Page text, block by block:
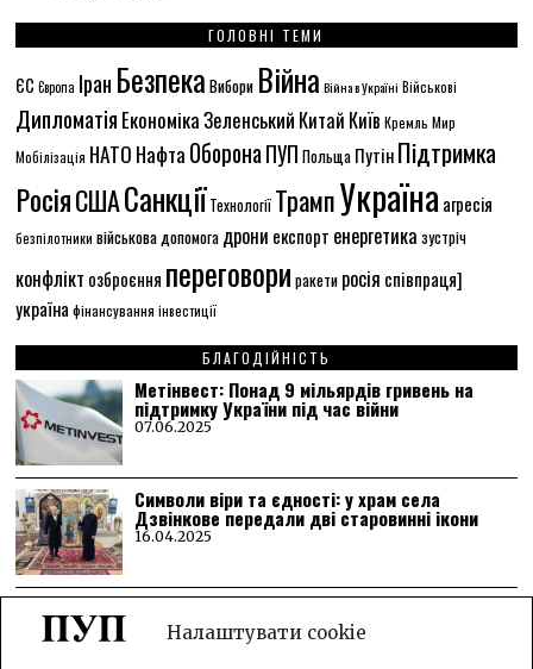
Налаштувати cookie
ГОЛОВНІ ТЕМИ
ЄС Європа Іран Безпека Вибори Війна Війна в Україні Військові
Дипломатія ЕкономікаЗеленський Китай Київ Кремль Мир
Мобілізація НАТО Нафта ОборонаПУП Польща ПутінПідтримка
РосіяСШАСанкціїТехнологіїТрампУкраїна агресія
безпілотники військова допомога дрони експорт енергетика зустріч
конфлікт озброєння переговори ракети росія співпраця]
україна фінансування інвестиції
БЛАГОДІЙНІСТЬ
Метінвест: Понад 9 мільярдів гривень на
підтримку України під час війни
07.06.2025
Символи віри та єдності: у храм села
Дзвінкове передали дві старовинні ікони
16.04.2025
до нового життя»